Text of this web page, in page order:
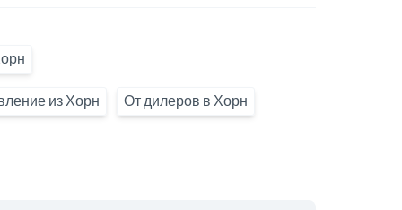
из Хорн От дилеров в Хорн